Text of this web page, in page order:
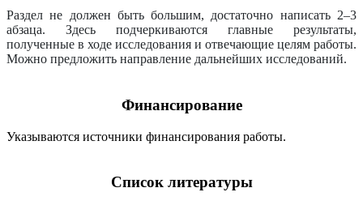
Раздел не должен быть большим, достаточно написать 2–3
абзаца. Здесь подчеркиваются главные результаты,
полученные в ходе исследования и отвечающие целям работы.
Можно предложить направление дальнейших исследований.
Финансирование
Указываются источники финансирования работы.
Список литературы